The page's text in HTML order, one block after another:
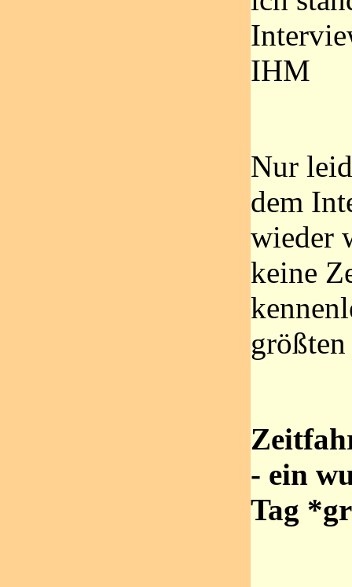
IHM
Nur
dem
wieder
keine
- ein
Tag